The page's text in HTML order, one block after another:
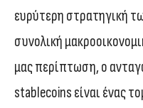
ευρύτερη στρατηγική
συνολική
μας περίπτωση, ο
stablecoins είναι ένας